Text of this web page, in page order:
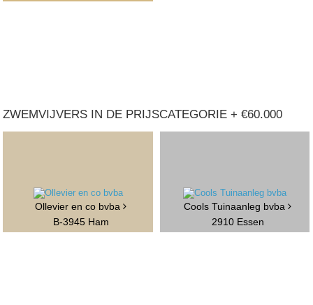
ZWEMVIJVERS IN DE PRIJSCATEGORIE + €60.000
Ollevier en co bvba
B-3945 Ham
Cools Tuinaanleg bvba
2910 Essen